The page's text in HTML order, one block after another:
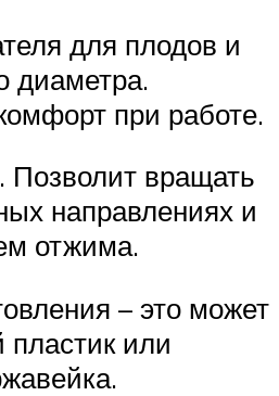
для плодов и
диаметра.
при работе.
Позволит вращать
направлениях и
отжима.
– это может
пластик или